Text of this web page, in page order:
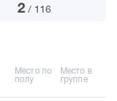
2 / 116
Место по
полу
Место в
группе